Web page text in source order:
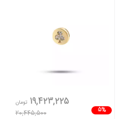
5%
19,423,225 تومان
20,445,500